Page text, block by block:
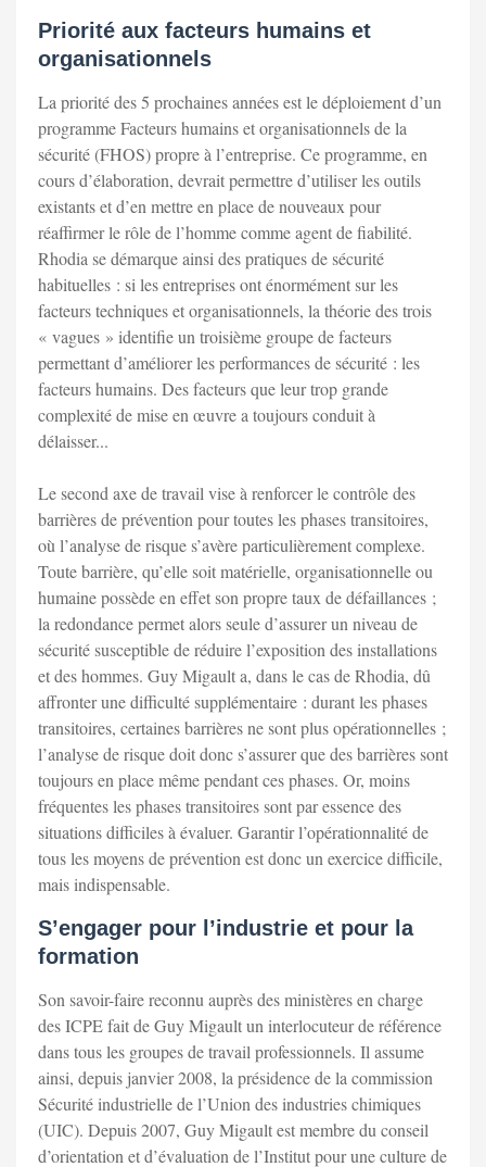
Priorité aux facteurs humains et
organisationnels
La priorité des 5 prochaines années est le déploiement d’un
programme Facteurs humains et organisationnels de la
sécurité (FHOS) propre à l’entreprise. Ce programme, en
cours d’élaboration, devrait permettre d’utiliser les outils
existants et d’en mettre en place de nouveaux pour
réaffirmer le rôle de l’homme comme agent de fiabilité.
Rhodia se démarque ainsi des pratiques de sécurité
habituelles : si les entreprises ont énormément sur les
facteurs techniques et organisationnels, la théorie des trois
« vagues » identifie un troisième groupe de facteurs
permettant d’améliorer les performances de sécurité : les
facteurs humains. Des facteurs que leur trop grande
complexité de mise en œuvre a toujours conduit à
délaisser...
Le second axe de travail vise à renforcer le contrôle des
barrières de prévention pour toutes les phases transitoires,
où l’analyse de risque s’avère particulièrement complexe.
Toute barrière, qu’elle soit matérielle, organisationnelle ou
humaine possède en effet son propre taux de défaillances ;
la redondance permet alors seule d’assurer un niveau de
sécurité susceptible de réduire l’exposition des installations
et des hommes. Guy Migault a, dans le cas de Rhodia, dû
affronter une difficulté supplémentaire : durant les phases
transitoires, certaines barrières ne sont plus opérationnelles ;
l’analyse de risque doit donc s’assurer que des barrières sont
toujours en place même pendant ces phases. Or, moins
fréquentes les phases transitoires sont par essence des
situations difficiles à évaluer. Garantir l’opérationnalité de
tous les moyens de prévention est donc un exercice difficile,
mais indispensable.
S’engager pour l’industrie et pour la
formation
Son savoir-faire reconnu auprès des ministères en charge
des ICPE fait de Guy Migault un interlocuteur de référence
dans tous les groupes de travail professionnels. Il assume
ainsi, depuis janvier 2008, la présidence de la commission
Sécurité industrielle de l’Union des industries chimiques
(UIC). Depuis 2007, Guy Migault est membre du conseil
d’orientation et d’évaluation de l’Institut pour une culture de